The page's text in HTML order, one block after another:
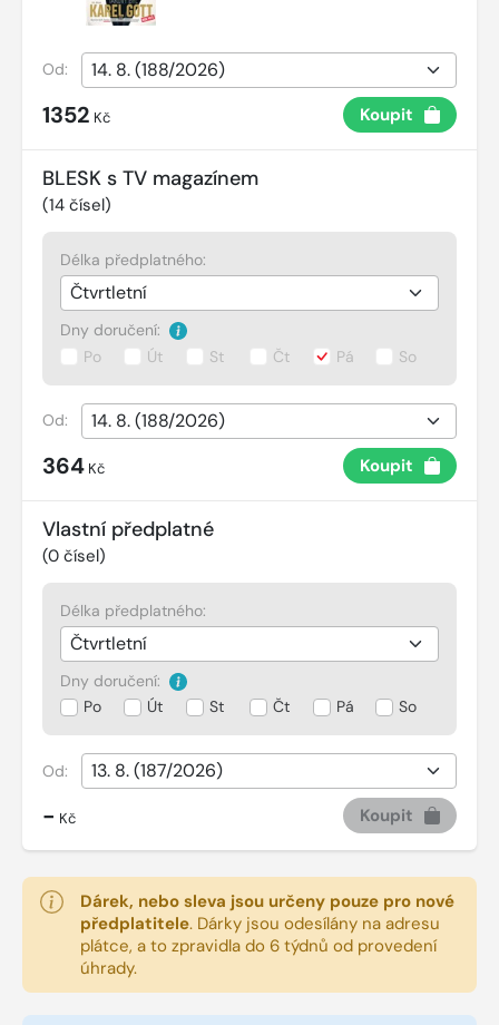
Od:
1352 Kč Koupit
BLESK s TV magazínem
(14 čísel)
Délka předplatného:
Dny doručení:
Po
Út St Čt Pá So
Od:
364 Kč Koupit
Vlastní předplatné
(0 čísel)
Délka předplatného:
Dny doručení:
Po
Út St Čt Pá So
Od:
- Kč Koupit
Dárek, nebo sleva jsou určeny pouze pro nové
předplatitele. Dárky jsou odesílány na adresu
plátce, a to zpravidla do 6 týdnů od provedení
úhrady.